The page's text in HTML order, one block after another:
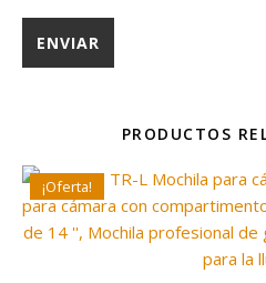
PRODUCTOS
¡Oferta!